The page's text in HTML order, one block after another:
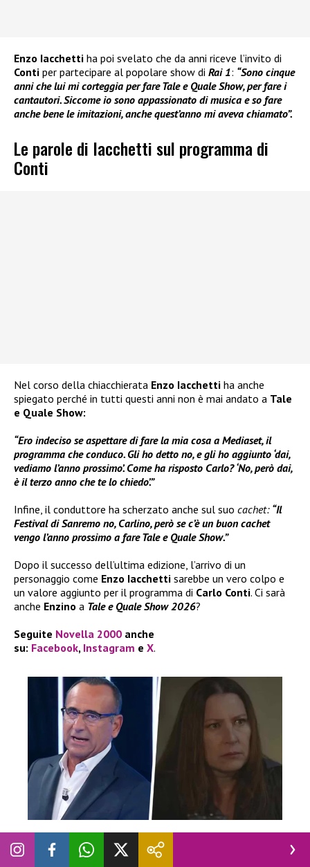
Enzo Iacchetti ha poi svelato che da anni riceve l’invito di
Conti per partecipare al popolare show di Rai 1: “Sono cinque
anni che lui mi corteggia per fare Tale e Quale Show, per fare i
cantautori. Siccome io sono appassionato di musica e so fare
anche bene le imitazioni, anche quest’anno mi aveva chiamato”.
Le parole di Iacchetti sul programma di
Conti
Nel corso della chiacchierata Enzo Iacchetti ha anche
spiegato perché in tutti questi anni non è mai andato a Tale
e Quale Show:
“Ero indeciso se aspettare di fare la mia cosa a Mediaset, il
programma che conduco. Gli ho detto no, e gli ho aggiunto ‘dai,
vediamo l’anno prossimo’. Come ha risposto Carlo? ‘No, però dai,
è il terzo anno che te lo chiedo’.”
Infine, il conduttore ha scherzato anche sul suo cachet: “Il
Festival di Sanremo no, Carlino, però se c’è un buon cachet
vengo l’anno prossimo a fare Tale e Quale Show.”
Dopo il successo dell’ultima edizione, l’arrivo di un
personaggio come Enzo Iacchetti sarebbe un vero colpo e
un valore aggiunto per il programma di Carlo Conti. Ci sarà
anche Enzino a Tale e Quale Show 2026?
Seguite Novella 2000 anche
su: Facebook, Instagram e X.
Tale e Quale Show sfida